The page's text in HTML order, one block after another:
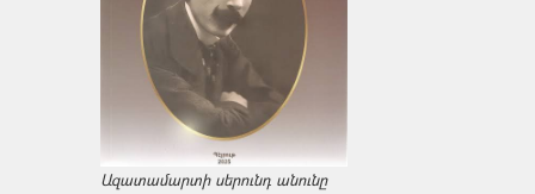
Ազատամարտի սերունդ անունը